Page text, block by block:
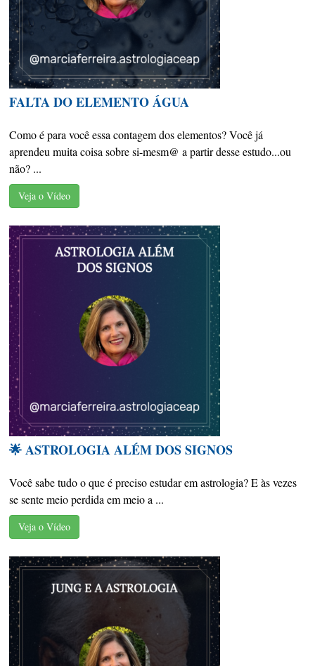
FALTA DO ELEMENTO ÁGUA
Como é para você essa contagem dos elementos? Você já
aprendeu muita coisa sobre si-mesm@ a partir desse estudo...ou
não? ...
Veja o Vídeo
🌟 ASTROLOGIA ALÉM DOS SIGNOS
Você sabe tudo o que é preciso estudar em astrologia? E às vezes
se sente meio perdida em meio a ...
Veja o Vídeo